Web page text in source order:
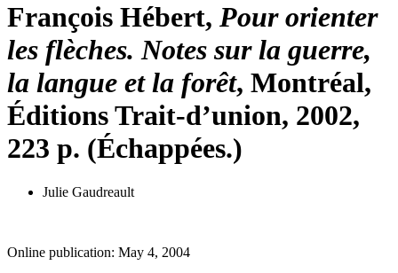
François Hébert, Pour orienter
les flèches. Notes sur la guerre,
la langue et la forêt, Montréal,
Éditions Trait-d’union, 2002,
223 p. (Échappées.)
Julie Gaudreault
Online publication: May 4, 2004